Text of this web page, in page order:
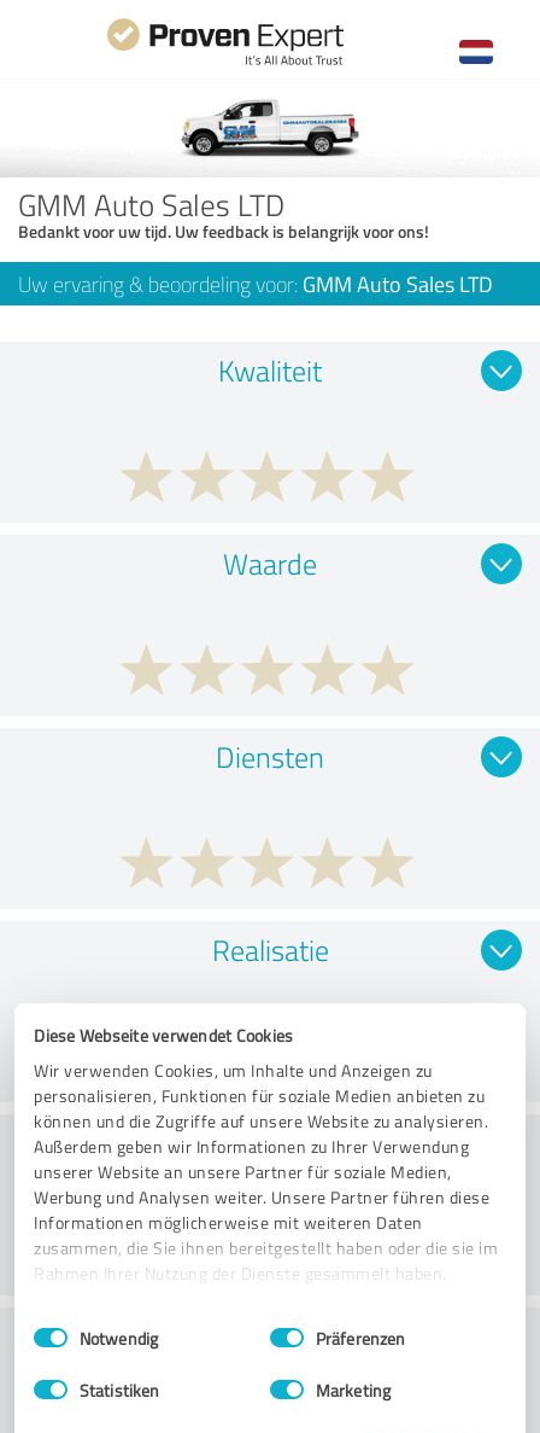
Diese Webseite verwendet Cookies
Wir verwenden Cookies, um Inhalte und Anzeigen zu
personalisieren, Funktionen für soziale Medien anbieten zu
können und die Zugriffe auf unsere Website zu analysieren.
Außerdem geben wir Informationen zu Ihrer Verwendung
unserer Website an unsere Partner für soziale Medien,
Werbung und Analysen weiter. Unsere Partner führen diese
Informationen möglicherweise mit weiteren Daten
zusammen, die Sie ihnen bereitgestellt haben oder die sie im
Rahmen Ihrer Nutzung der Dienste gesammelt haben.
Impressum Datenschutzbestimmungen
Einwilligungsauswahl
Notwendig Präferenzen
Statistiken Marketing
GMM Auto Sales LTD
Bedankt voor uw tijd. Uw feedback is belangrijk voor ons!
Uw ervaring & beoordeling voor: GMM Auto Sales LTD
Kwaliteit
Waarde
Diensten
Realisatie
Consulting
Klantenservice